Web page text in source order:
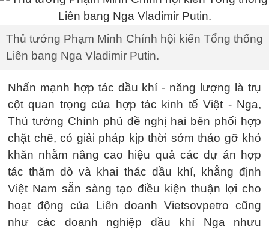
Thủ tướng Phạm Minh Chính hội kiến Tổng thống
Liên bang Nga Vladimir Putin.
Nhấn mạnh hợp tác dầu khí - năng lượng là trụ
cột quan trọng của hợp tác kinh tế Việt - Nga,
Thủ tướng Chính phủ đề nghị hai bên phối hợp
chặt chẽ, có giải pháp kịp thời sớm tháo gỡ khó
khăn nhằm nâng cao hiệu quả các dự án hợp
tác thăm dò và khai thác dầu khí, khẳng định
Việt Nam sẵn sàng tạo điều kiện thuận lợi cho
hoạt động của Liên doanh Vietsovpetro cũng
như các doanh nghiệp dầu khí Nga nhưu